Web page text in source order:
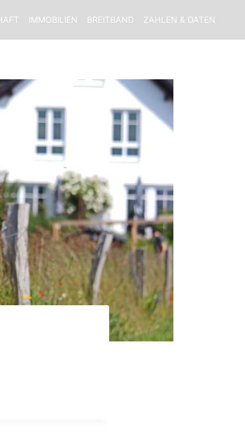
IMMOBILIEN BREITBAND ZAHLEN & DATEN